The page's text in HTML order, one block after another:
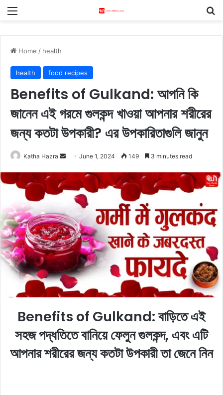
Home / health
health food recipes
Benefits of Gulkand: আপনি কি
জানেন এই গরমে গুলকন্দ খাওয়া আপনার শরীরের
জন্য কতটা উপকারী? এর উপকারিতাগুলি জানুন
Katha Hazra
n
d
n
e
m
a
i
l
June 1, 2024 149 3 minutes read
Benefits of Gulkand: বাড়িতে এই
সহজ পদ্ধতিতে বানিয়ে ফেলুন গুলকন্দ, এবং এটি
আপনার শরীরের জন্য কতটা উপকারী তা জেনে নিন